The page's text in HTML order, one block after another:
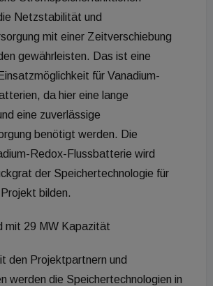
Netzstabilität und
mit einer Zeitverschiebung
gewährleisten. Das ist eine
für Vanadium-
da hier eine lange
eine zuverlässige
benötigt werden. Die
Redox-Flussbatterie wird
der Speichertechnologie für
bilden.
mit 29 MW Kapazität
den Projektpartnern und
werden die Speichertechnologien in